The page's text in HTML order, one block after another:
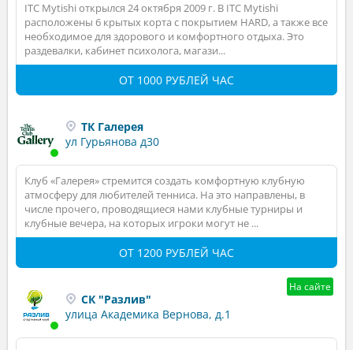
ITC Mytishi открылся 24 октября 2009 г. В ITC Mytishi
расположены 6 крытых корта с покрытием HARD, а также все
необходимое для здорового и комфортного отдыха. Это
раздевалки, кабинет психолога, магази...
ОТ 1000 РУБЛЕЙ ЧАС
ТК Галерея
ул Гурьянова д30
Клуб «Галерея» стремится создать комфортную клубную
атмосферу для любителей тенниса. На это направлены, в
числе прочего, проводящиеся нами клубные турниры и
клубные вечера, на которых игроки могут не ...
ОТ 1200 РУБЛЕЙ ЧАС
На сайте
СК "Разлив"
улица Академика Вернова, д.1